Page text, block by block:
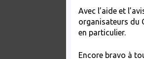
Avec l’aide et
organisateurs du
en particulier.
Encore bravo à